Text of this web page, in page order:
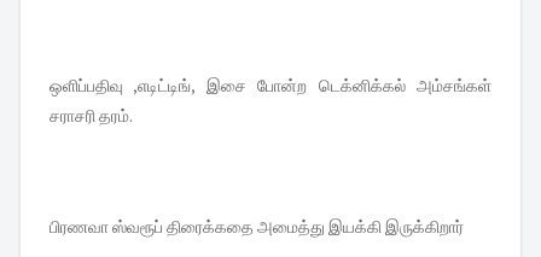
ஒளிப்பதிவு ,எடிட்டிங், இசை போன்ற டெக்னிக்கல் அம்சங்கள்
சராசரி தரம்.
பிரணவா ஸ்வரூப் திரைக்கதை அமைத்து இயக்கி இருக்கிறார்